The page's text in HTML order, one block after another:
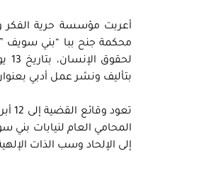
أعربت مؤسسة حرية الفكر
بتأليف ونشر عمل أدبي بعنوان
إلى الإلحاد وسب الذات